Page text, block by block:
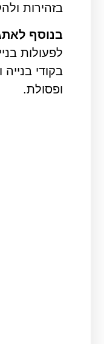
בזהירות
בנוסף
לפעולות
בקודי
ופסולת.